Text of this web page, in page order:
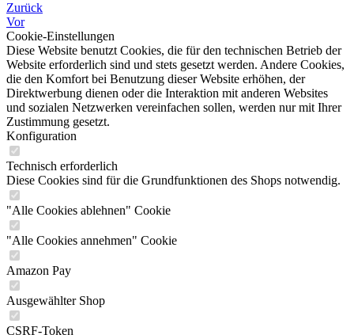
Zurück
Vor
Cookie-Einstellungen
Diese Website benutzt Cookies, die für den technischen Betrieb der
Website erforderlich sind und stets gesetzt werden. Andere Cookies,
die den Komfort bei Benutzung dieser Website erhöhen, der
Direktwerbung dienen oder die Interaktion mit anderen Websites
und sozialen Netzwerken vereinfachen sollen, werden nur mit Ihrer
Zustimmung gesetzt.
Konfiguration
Technisch erforderlich
Diese Cookies sind für die Grundfunktionen des Shops notwendig.
"Alle Cookies ablehnen" Cookie
"Alle Cookies annehmen" Cookie
Amazon Pay
Ausgewählter Shop
CSRF-Token